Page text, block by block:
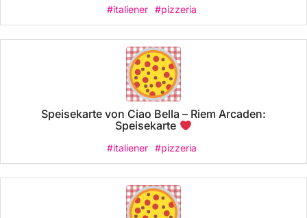
#italiener #pizzeria
Speisekarte von Ciao Bella – Riem Arcaden:
Speisekarte
#italiener #pizzeria